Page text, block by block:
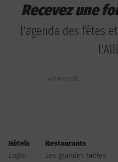
Recevez une
l'agenda des fêtes
Hôtels
Logis
Restaurants
Les grandes tables